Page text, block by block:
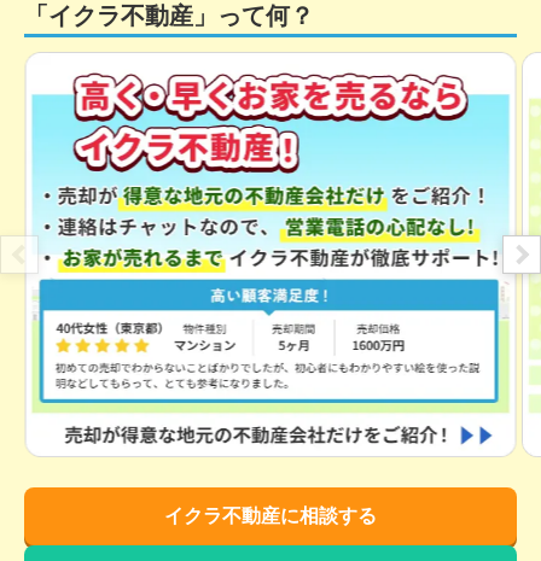
「イクラ不動産」って何？
イクラ不動産に相談する